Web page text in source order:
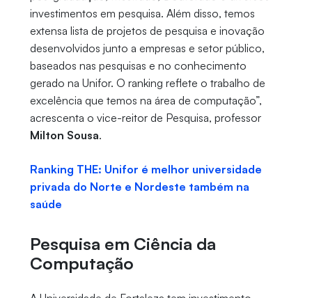
investimentos em pesquisa. Além disso, temos
extensa lista de projetos de pesquisa e inovação
desenvolvidos junto a empresas e setor público,
baseados nas pesquisas e no conhecimento
gerado na Unifor. O ranking reflete o trabalho de
excelência que temos na área de computação”,
acrescenta o vice-reitor de Pesquisa, professor
Milton Sousa.
Ranking THE: Unifor é melhor universidade
privada do Norte e Nordeste também na
saúde
Pesquisa em Ciência da
Computação